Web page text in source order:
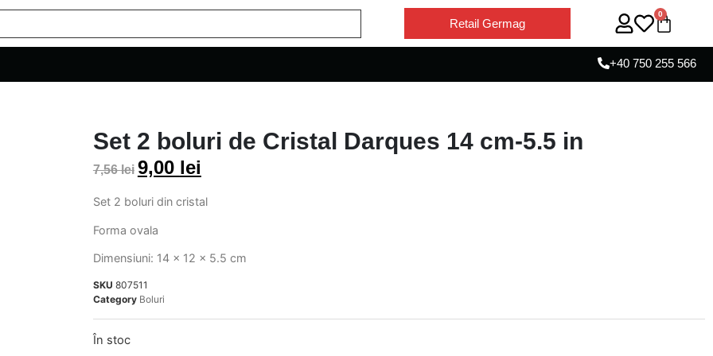
Retail Germag
0
+40 750 255 566
Set 2 boluri de Cristal Darques 14 cm-5.5 in
7,56lei 9,00 lei
Set 2 boluri din cristal
Forma ovala
Dimensiuni: 14 x 12 x 5.5 cm
SKU 807511
Category Boluri
În stoc